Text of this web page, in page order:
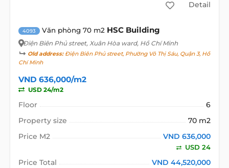
Detail
4093 Văn phòng 70 m2 HSC Building
Điện Biên Phủ street, Xuân Hòa ward, Hồ Chí Minh
Old address:Điện Biên Phủ street, Phường Võ Thị Sáu, Quận 3, Hồ
Chí Minh
VND 636,000/m2
USD 24/m2
Floor
6
Property size
70 m2
Price M2
VND 636,000
USD 24
Price Total VND 44,520,000